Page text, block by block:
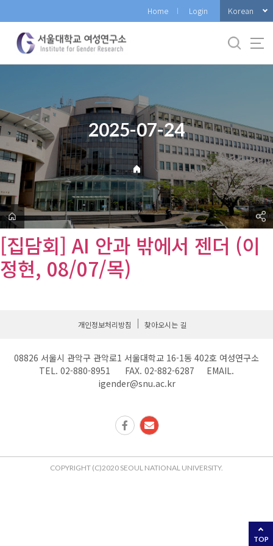
로
메
Home Login Korean
2025-07-24
[집담회] AI 안과 밖에서 젠더 (이
정현, 08/07/목)
TOP
개인정보처리방침 찾아오시는 길
08826 서울시 관악구 관악로1 서울대학교 16-1동 402호 여성연구소
TEL. 02-880-8951 FAX. 02-882-6287 EMAIL.
igender@snu.ac.kr
COPYRIGHT (C)2020 SEOUL NATIONAL UNIVERSITY.